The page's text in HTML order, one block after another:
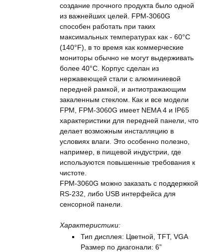
создание прочного продукта было одной
из важнейших целей. FPM-3060G
способен работать при таких
максимальных температурах как - 60°C
(140°F), в то время как коммерческие
мониторы обычно не могут выдерживать
более 40°C. Корпус сделан из
нержавеющей стали с алюминиевой
передней рамкой, и антиотражающим
закаленным стеклом. Как и все модели
FPM, FPM-3060G имеет NEMA 4 и IP65
характеристики для передней панели, что
делает возможным инсталляцию в
условиях влаги. Это особенно полезно,
например, в пищевой индустрии, где
используются повышенные требования к
чистоте.
FPM-3060G можно заказать с поддержкой
RS-232, либо USB интерфейса для
сенсорной панели.
Характеристики:
Тип дисплея: Цветной, TFT, VGA
Размер по диагонали: 6”